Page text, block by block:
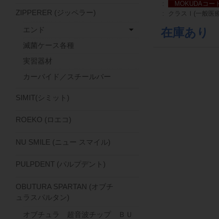
MOKUDAコ
クラスⅠ(一般医
在庫あり
ZIPPERER (ジッペラー)
エンド
滅菌ケース各種
実習器材
カーバイド／スチールバー
SIMIT(シミット)
ROEKO (ロエコ)
NU SMILE (ニュー スマイル)
PULPDENT (パルプデント)
OBUTURA SPARTAN (オブチ
ュラスパルタン)
オブチュラ 超音波チップ ＢＵ